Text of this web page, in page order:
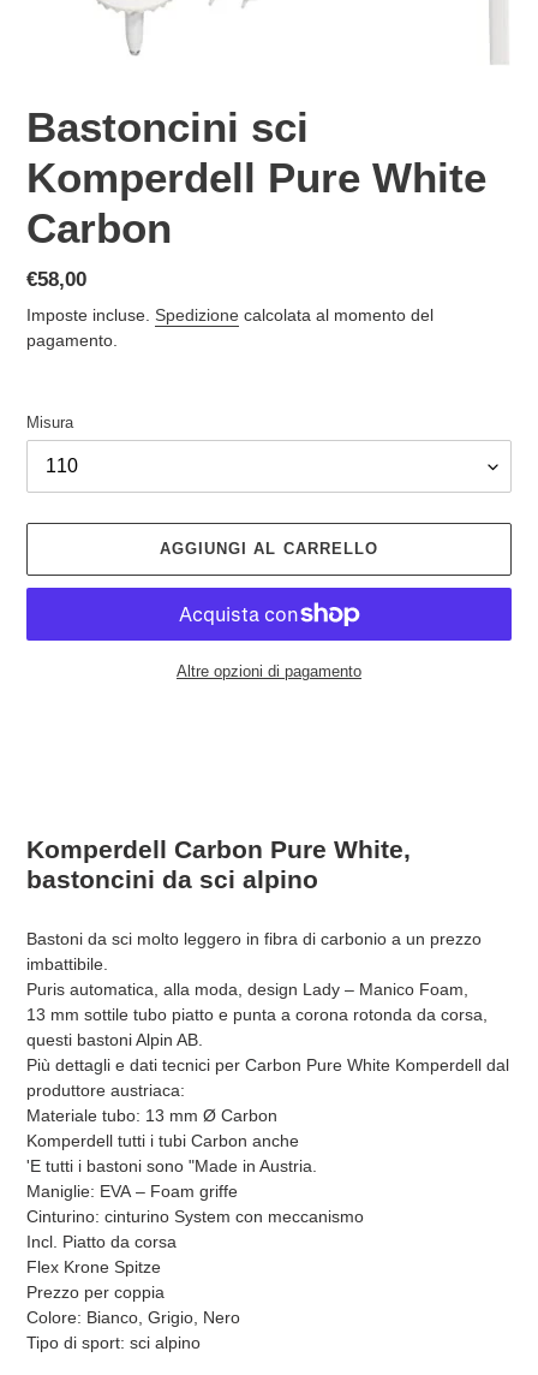
Bastoncini sci
Komperdell Pure White
Carbon
Prezzo
di
listino
€58,00
Imposte incluse. Spedizione calcolata al momento del
pagamento.
Misura
AGGIUNGI AL CARRELLO
Altre opzioni di pagamento
Komperdell Carbon Pure White,
bastoncini da sci alpino
Bastoni da sci molto leggero in fibra di carbonio a un prezzo
imbattibile.
Puris automatica, alla moda, design Lady – Manico Foam,
13 mm sottile tubo piatto e punta a corona rotonda da corsa,
questi bastoni Alpin AB.
Più dettagli e dati tecnici per Carbon Pure White Komperdell dal
produttore austriaca:
Materiale tubo: 13 mm Ø Carbon
Komperdell tutti i tubi Carbon anche
'E tutti i bastoni sono "Made in Austria.
Maniglie: EVA – Foam griffe
Cinturino: cinturino System con meccanismo
Incl. Piatto da corsa
Flex Krone Spitze
Prezzo per coppia
Colore: Bianco, Grigio, Nero
Tipo di sport: sci alpino